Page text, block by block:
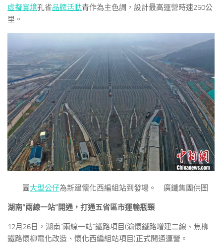
虛擬實境孔雀品牌活動青作為主色調，設計最高運營時速250公
里。
圖 大型公仔為新建懷化西編組站到發場。 廣鐵集團供圖
湖南“兩線一站”開通，打通五省區市運輸瓶頸
12月26日，湖南“兩線一站”鐵路項目(渝懷鐵路增建二線、焦柳
鐵路懷柳電化改造、懷化西編組站項目)正式開通運營。